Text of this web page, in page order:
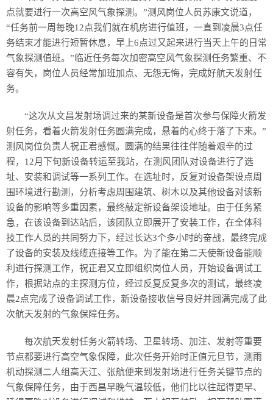
点就要进行一次高空风气象探测。”测风岗位人员苏康文说道，
“任务前一周每晚12点我们就在机房进行值班，一直到凌晨3点任
务结束才能进行短暂休息，早上6点过又起来进行当天上午的日常
气象探测值班。”临近任务每次加密高空风气象探测任务繁重、不
容有失，岗位人员经常加班加点、无怨无悔，完成好航天发射任
务。
“这次从文昌发射场调过来的某新设备是首次参与保障火箭发
射任务，看着火箭发射任务圆满完成，悬着的心终于落了下来。”
测风岗位负责人祝正君感慨。圆满的结果往往伴随着艰辛的过
程，12月下旬新设备转运至我站，在测风团队对设备进行了选
址、安装和调试等一系列工作。在选址时，反复对设备架设点周
围环境进行勘测，分析考虑周围建筑、树木以及其他设备对该新
设备的影响等多重因素，最终敲定新设备架设地址。由于任务紧
急，在该设备到达站后，该团队立即展开了安装工作，在全体科
技工作人员的共同努力下，经过长达3个多小时的奋战，最终完成
了设备的安装及线缆连接等工作。为了能在第二天使新设备能顺
利进行探测工作，祝正君又立即组织岗位人员，开始设备调试工
作，根据站点的主探测方位，经过反复反复多次的测试，最终凌
晨2点完成了设备调试工作，新设备接收信号良好并圆满完成了此
次航天发射的气象保障任务。
每次航天发射任务火箭转场、卫星转场、加注、发射等重要
节点都要进行高空气象保障，此次任务开始时正值元旦节，测雨
机动探测二人组高天江、张航便来到发射场进行任务关键节点的
气象保障任务，由于西昌早晚气温较低，他们比以往起得更早、